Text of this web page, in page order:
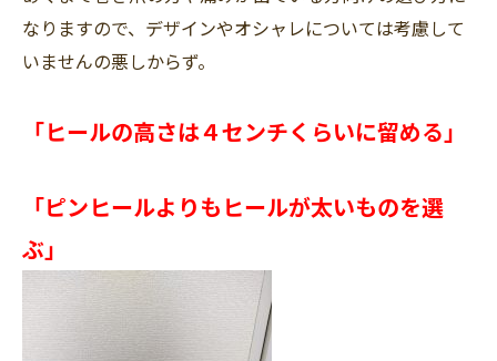
なりますので、デザインやオシャレについては考慮して
いませんの悪しからず。
「ヒールの高さは４センチくらいに留める」
「ピンヒールよりもヒールが太いものを選
ぶ」